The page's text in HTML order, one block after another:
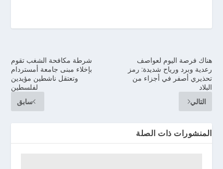
شرطة مكافحة الشغب تقوم
بإخلاء مبنى جامعة أمستردام
وتعتقل ناشطين مؤيدين
لفلسطين
سابق
هناك فرصة اليوم لعواصف
رعدية وبرد ورياح شديدة: رمز
تحذيري أصفر في أجزاء من
البلاد
التالي
المنشورات ذات الصلة